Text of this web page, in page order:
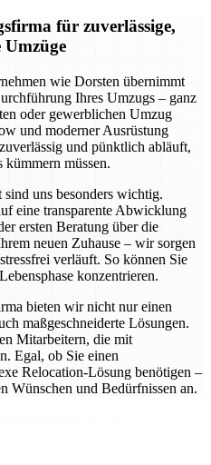
für zuverlässige,
Umzüge
wie Dorsten übernimmt
Ihres Umzugs – ganz
oder gewerblichen Umzug
und moderner Ausrüstung
und pünktlich abläuft,
kümmern müssen.
uns besonders wichtig.
eine transparente Abwicklung
ersten Beratung über die
neuen Zuhause – wir sorgen
verläuft. So können Sie
konzentrieren.
bieten wir nicht nur einen
maßgeschneiderte Lösungen.
Mitarbeitern, die mit
Egal, ob Sie einen
Relocation-Lösung benötigen –
Wünschen und Bedürfnissen an.